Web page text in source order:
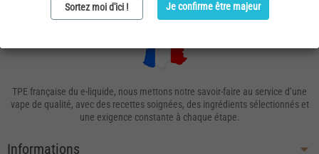
TPE française du e-liquide, nous mettons notre savoir-faire au service d’une
vape de qualité, avec des recettes soignées, des ingrédients sélectionnés et
une exigence constante à chaque étape.
Informations
Sortez moi d'ici ! Je confirme être majeur